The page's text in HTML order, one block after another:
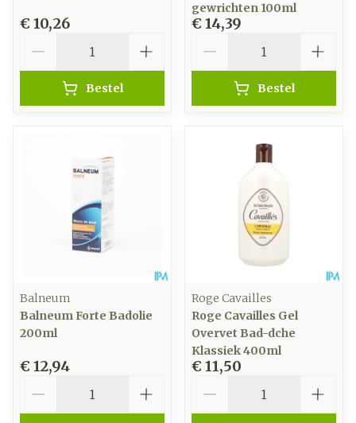
€ 10,26
Bestel
gewrichten 100ml
€ 14,39
Bestel
Balneum
Balneum Forte Badolie
200ml
€ 12,94
Roge Cavailles
Roge Cavailles Gel
Overvet Bad-dche
Klassiek 400ml
€ 11,50